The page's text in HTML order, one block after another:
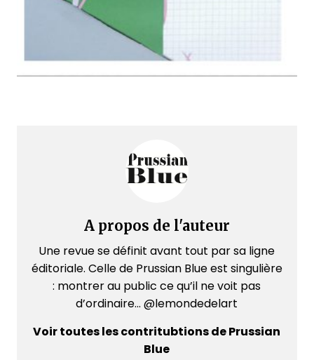
A propos de l'auteur
Une revue se définit avant tout par sa ligne
éditoriale. Celle de Prussian Blue est singulière
: montrer au public ce qu’il ne voit pas
d’ordinaire... @lemondedelart
Voir toutes les contritubtions de Prussian
Blue